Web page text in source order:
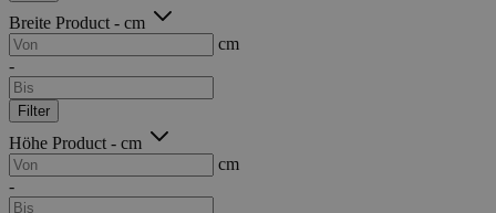
Breite Product - cm
cm
-
Filter
Höhe Product - cm
cm
-